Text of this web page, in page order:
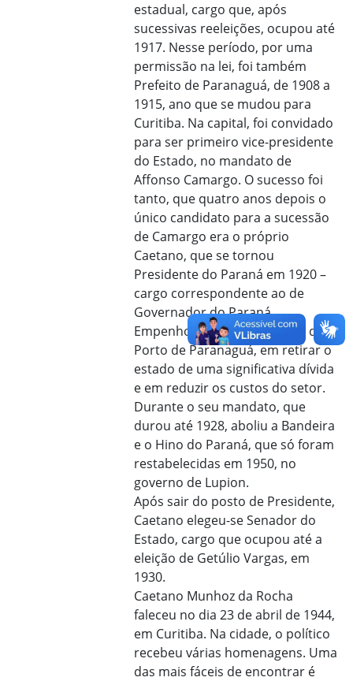
estadual, cargo que, após
sucessivas reeleições, ocupou até
1917. Nesse período, por uma
permissão na lei, foi também
Prefeito de Paranaguá, de 1908 a
1915, ano que se mudou para
Curitiba. Na capital, foi convidado
para ser primeiro vice-presidente
do Estado, no mandato de
Affonso Camargo. O sucesso foi
tanto, que quatro anos depois o
único candidato para a sucessão
de Camargo era o próprio
Caetano, que se tornou
Presidente do Paraná em 1920 –
cargo correspondente ao de
Governador do Paraná.
Empenhou-se na construção do
Porto de Paranaguá, em retirar o
estado de uma significativa dívida
e em reduzir os custos do setor.
Durante o seu mandato, que
durou até 1928, aboliu a Bandeira
e o Hino do Paraná, que só foram
restabelecidas em 1950, no
governo de Lupion.
Após sair do posto de Presidente,
Caetano elegeu-se Senador do
Estado, cargo que ocupou até a
eleição de Getúlio Vargas, em
1930.
Caetano Munhoz da Rocha
faleceu no dia 23 de abril de 1944,
em Curitiba. Na cidade, o político
recebeu várias homenagens. Uma
das mais fáceis de encontrar é